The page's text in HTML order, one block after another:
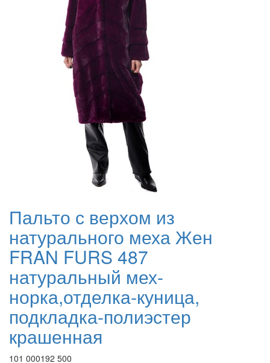
Пальто с верхом из
натурального меха Жен
FRAN FURS 487
натуральный мех-
норка,отделка-куница,
подкладка-полиэстер
крашенная
101 000192 500